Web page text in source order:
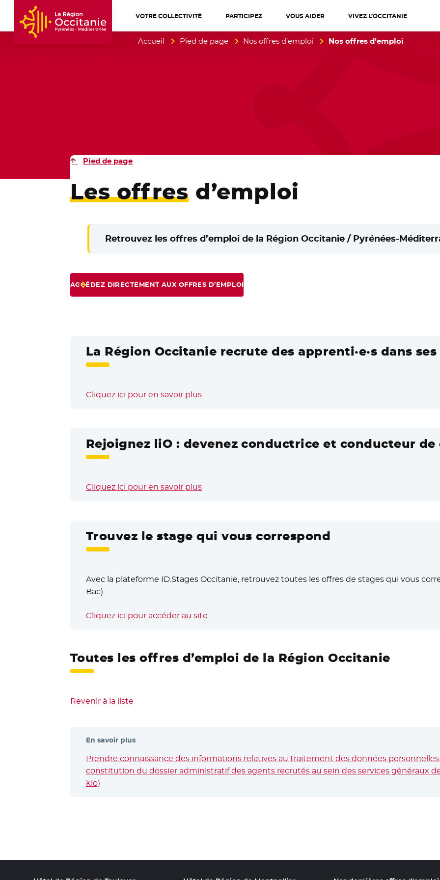
Accueil Région Occitanie / Pyrénées-Méditerranée
VOTRE COLLECTIVITÉ PARTICIPEZ VOUS AIDER VIVEZ L’OCCITANIE
Accueil Pied de page Nos offres d’emploi Nos offres d’emploi
Pied de page
Les offresd’emploi
Retrouvez les offres d’emploi de la Région Occitanie / Pyrénées-
ACCÉDEZ DIRECTEMENT AUX OFFRES D’EMPLOI
La Région Occitanie recrute des apprenti·e·s dans
Cliquez ici pour en savoir plus
Rejoignez liO : devenez conductrice et conducteur de
Cliquez ici pour en savoir plus
Trouvez le stage qui vous correspond
Avec la plateforme ID.Stages Occitanie, retrouvez toutes les offres de stages qui vous
Bac).
Cliquez ici pour accéder au site
Toutes les offres d’emploi de la Région Occitanie
Revenir à la liste
En savoir plus
Prendre connaissance des informations relatives au traitement des données
constitution du dossier administratif des agents recrutés au sein des services généraux de
kio)